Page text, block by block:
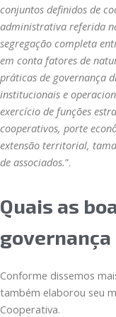
conjuntos definidos de
administrativa referida
segregação completa
em conta fatores de
práticas de governança
institucionais e
exercício de funções
cooperativos, porte
extensão territorial,
de associados.”.
Quais as
Conforme dissemos
também elaborou seu
Cooperativa.